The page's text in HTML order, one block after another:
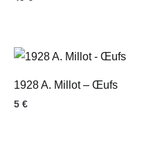
1928 A. Millot – Œufs
5 €